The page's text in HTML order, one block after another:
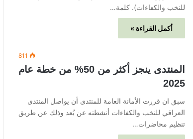
للنخب والكفاءات). كلمة…
أكمل القراءة »
811
المنتدى ينجز أكثر من 50% من خطة عام
2025
سبق ان قررت الأمانة العامة للمنتدى أن يواصل المنتدى
العراقي للنخب والكفاءات أنشطته عن بُعد وذلك عن طريق
تنظيم محاضرات…